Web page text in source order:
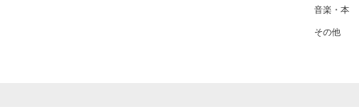
音楽・本
その他